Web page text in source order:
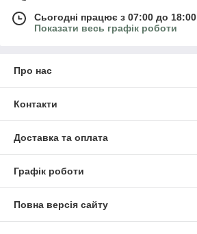
Сьогодні працює з 07:00 до 18:00
Показати весь графік роботи
Про нас
Контакти
Доставка та оплата
Графік роботи
Повна версія сайту